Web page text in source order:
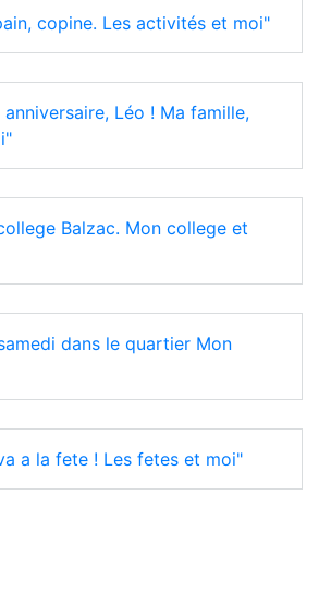
copine. Les activités et moi"
Léo ! Ma famille,
Balzac. Mon college et
dans le quartier Mon
a la fete ! Les fetes et moi"